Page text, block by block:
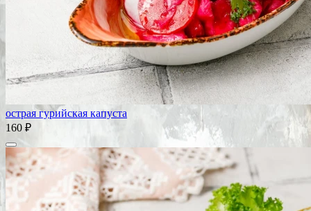
острая гурийская капуста
160 ₽